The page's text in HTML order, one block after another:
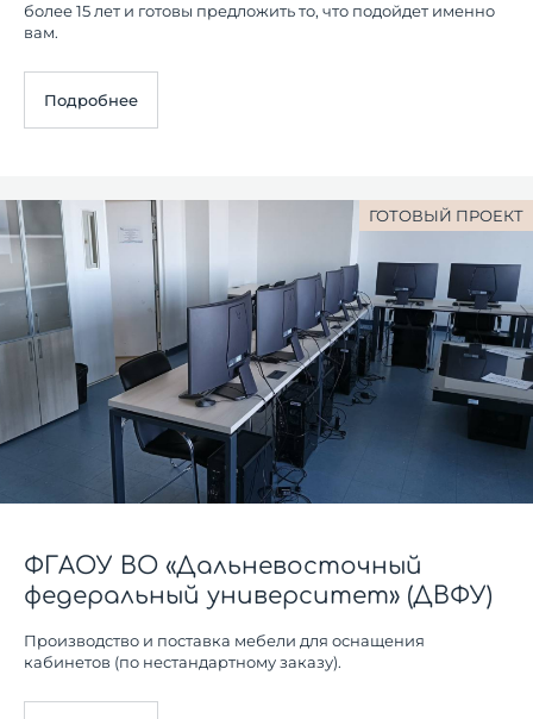
более 15 лет и готовы предложить то, что подойдет именно
вам.
Подробнее
ГОТОВЫЙ ПРОЕКТ
ФГАОУ ВО «Дальневосточный
федеральный университет» (ДВФУ)
Производство и поставка мебели для оснащения
кабинетов (по нестандартному заказу).